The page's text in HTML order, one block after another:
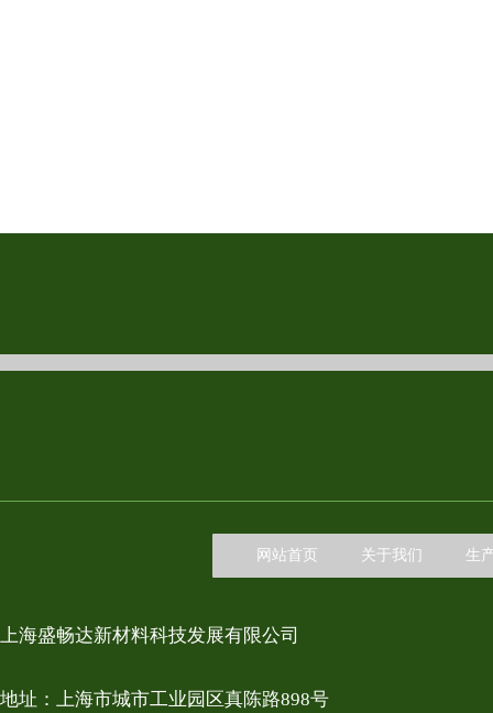
网站首页 关于我们 生
地址：上海市城市工业园区真陈路898号
上海盛畅达新材料科技发展有限公司